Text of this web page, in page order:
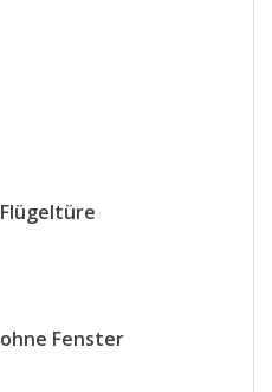
Flügeltüre
ohne Fenster